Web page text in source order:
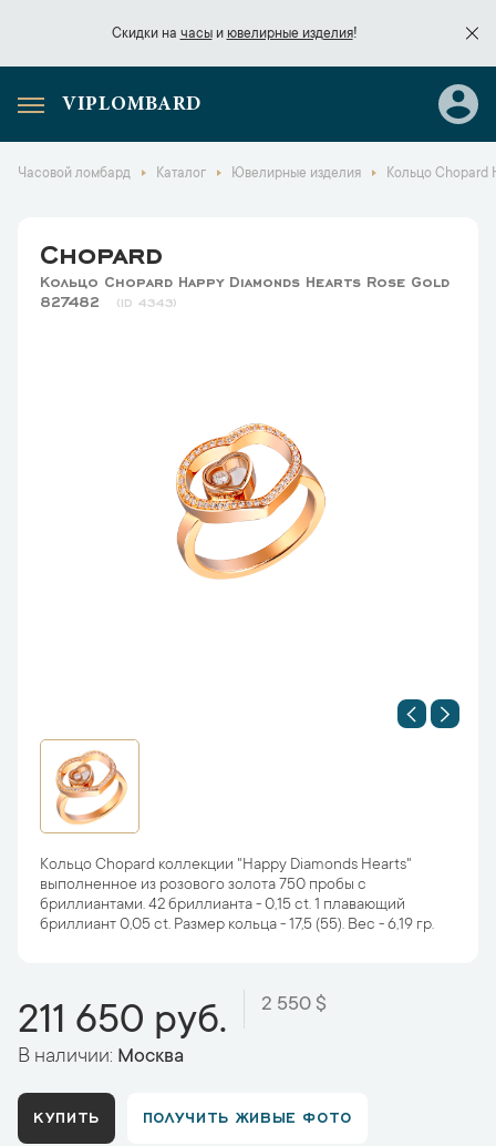
Скидки на часыи ювелирные изделия!
Скидки начасы
VIPLOMBARD
Часовой ломбард Каталог Ювелирные изделия Кольцо Chopard
Chopard
Кольцо Chopard Happy Diamonds Hearts Rose Gold
827482
4343
Кольцо Chopard коллекции "Happy Diamonds Hearts"
выполненное из розового золота 750 пробы с
бриллиантами. 42 бриллианта - 0,15 ct. 1 плавающий
бриллиант 0,05 ct. Размер кольца - 17,5 (55). Вес - 6,19 гр.
211 650 руб. 2 550 $
В наличии: Москва
КУПИТЬ ПОЛУЧИТЬ ЖИВЫЕ ФОТО